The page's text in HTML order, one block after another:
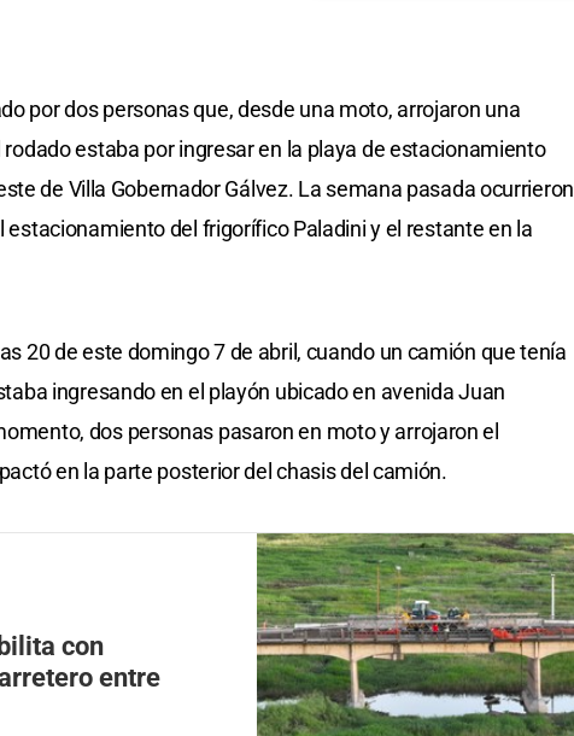
por dos personas que, desde una moto, arrojaron una
estaba por ingresar en la playa de estacionamiento
de Villa Gobernador Gálvez. La semana pasada ocurrieron
estacionamiento del frigorífico Paladini y el restante en la
20 de este domingo 7 de abril, cuando un camión que tenía
ingresando en el playón ubicado en avenida Juan
dos personas pasaron en moto y arrojaron el
en la parte posterior del chasis del camión.
con
entre